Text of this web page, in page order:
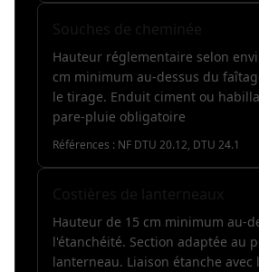
Hauteur réglementaire selon
cm minimum au-dessus du
le tirage. Enduit ciment ou
pare-pluie obligatoire
Références : NF DTU 20.12, DTU 24.1
Hauteur de 15 cm minimum au-
l'étanchéité. Section adaptée au
lanterneau. Liaison étanche avec